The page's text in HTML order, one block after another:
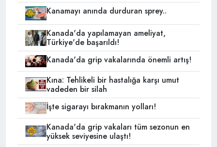
Kanamayı anında durduran sprey..
Kanada'da yapılamayan ameliyat,
Türkiye'de başarıldı!
Kanada'da grip vakalarında önemli artış!
Kına: Tehlikeli bir hastalığa karşı umut
vadeden bir silah
İşte sigarayı bırakmanın yolları!
Kanada'da grip vakaları tüm sezonun en
yüksek seviyesine ulaştı!